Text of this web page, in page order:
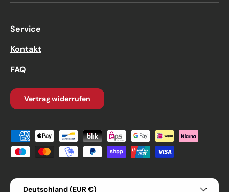
Service
Kontakt
FAQ
Vertrag widerrufen
Zahlungsmethoden
Land/Region
Deutschland (EUR €)